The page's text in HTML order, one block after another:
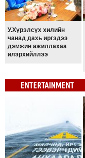
ТОЙРОНД
ХУУЛИЙН
ЭРГЭН
СОНГУУЛЬ-2017
У.Хүрэлсүх хилийн
чанад дахь иргэдээ
дэмжин ажиллахаа
илэрхийллээ
ENTERTAINMENT